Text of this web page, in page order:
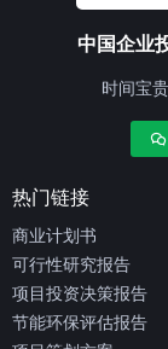
中国企业
时间宝
热门链接
商业计划书
可行性研究报告
项目投资决策报告
节能环保评估报告